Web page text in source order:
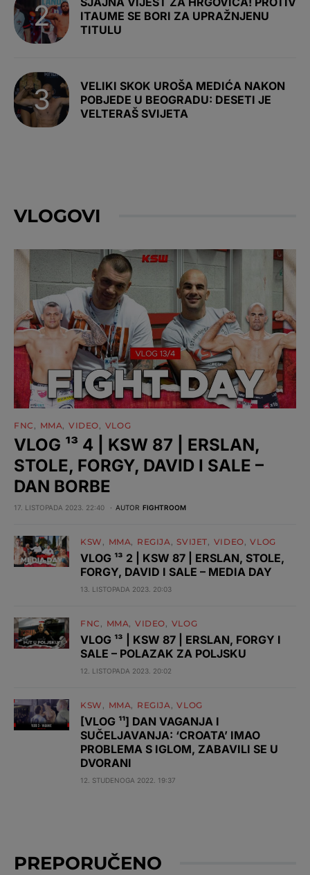
ITAUME SE BORI ZA UPRAŽNJENU
TITULU
VELIKI SKOK UROŠA MEDIĆA NAKON
POBJEDE U BEOGRADU: DESETI JE
VELTERAŠ SVIJETA
VLOGOVI
FNC MMA VIDEO VLOG
VLOG ¹³ 4 | KSW 87 | ERSLAN,
STOLE, FORGY, DAVID I SALE –
DAN BORBE
17. LISTOPADA 2023. 22:40 AUTOR FIGHTROOM
KSW MMA REGIJA SVIJET VIDEO VLOG
VLOG ¹³ 2 | KSW 87 | ERSLAN, STOLE,
FORGY, DAVID I SALE – MEDIA DAY
13. LISTOPADA 2023. 20:03
FNC MMA VIDEO VLOG
VLOG ¹³ | KSW 87 | ERSLAN, FORGY I
SALE – POLAZAK ZA POLJSKU
12. LISTOPADA 2023. 20:02
KSW MMA REGIJA VLOG
[VLOG ¹¹] DAN VAGANJA I
SUČELJAVANJA: ‘CROATA’ IMAO
PROBLEMA S IGLOM, ZABAVILI SE U
DVORANI
12. STUDENOGA 2022. 19:37
PREPORUČENO